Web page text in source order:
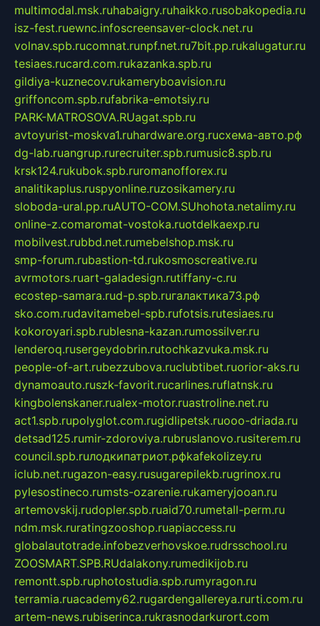
multimodal.msk.ruhabaigry.ruhaikko.rusobakopedia.ru
isz-fest.ruewnc.infoscreensaver-clock.net.ru
volnav.spb.rucomnat.runpf.net.ru7bit.pp.rukalugatur.ru
tesiaes.rucard.com.rukazanka.spb.ru
gildiya-kuznecov.rukameryboavision.ru
griffoncom.spb.rufabrika-emotsiy.ru
PARK-MATROSOVA.RUagat.spb.ru
avtoyurist-moskva1.ruhardware.org.ruсхема-авто.рф
dg-lab.ruangrup.rurecruiter.spb.rumusic8.spb.ru
krsk124.rukubok.spb.ruromanofforex.ru
analitikaplus.ruspyonline.ruzosikamery.ru
sloboda-ural.pp.ruAUTO-COM.SUhohota.netalimy.ru
online-z.comaromat-vostoka.ruotdelkaexp.ru
mobilvest.rubbd.net.rumebelshop.msk.ru
smp-forum.rubastion-td.rukosmoscreative.ru
avrmotors.ruart-galadesign.rutiffany-c.ru
ecostep-samara.rud-p.spb.ruгалактика73.рф
sko.com.rudavitamebel-spb.rufotsis.rutesiaes.ru
kokoroyari.spb.rublesna-kazan.rumossilver.ru
lenderoq.rusergeydobrin.rutochkazvuka.msk.ru
people-of-art.rubezzubova.ruclubtibet.ruorior-aks.ru
dynamoauto.ruszk-favorit.rucarlines.ruflatnsk.ru
kingbolenskaner.rualex-motor.ruastroline.net.ru
act1.spb.rupolyglot.com.rugidlipetsk.ruooo-driada.ru
detsad125.rumir-zdoroviya.rubruslanovo.rusiterem.ru
council.spb.ruлодкипатриот.рфkafekolizey.ru
iclub.net.rugazon-easy.rusugarepilekb.rugrinox.ru
pylesostineco.rumsts-ozarenie.rukameryjooan.ru
artemovskij.rudopler.spb.ruaid70.rumetall-perm.ru
ndm.msk.ruratingzooshop.ruapiaccess.ru
globalautotrade.infobezverhovskoe.rudrsschool.ru
ZOOSMART.SPB.RUdalakony.rumedikijob.ru
remontt.spb.ruphotostudia.spb.rumyragon.ru
terramia.ruacademy62.rugardengallereya.rurti.com.ru
artem-news.rubiserinca.rukrasnodarkurort.com